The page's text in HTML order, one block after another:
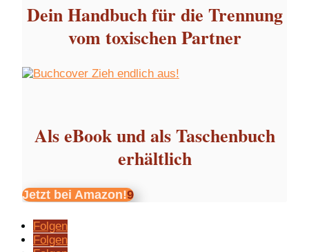
Dein Handbuch für die Trennung
vom toxischen Partner
Als eBook und als Taschenbuch
erhältlich
Jetzt bei Amazon!
Folgen
Folgen